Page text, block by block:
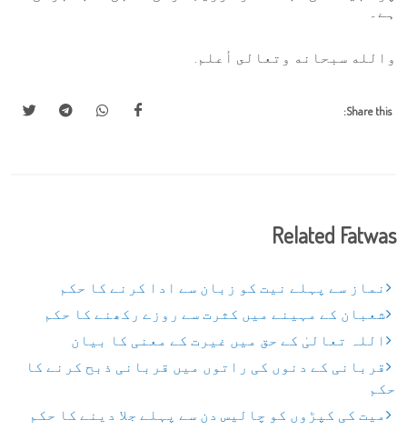
ہے۔
والله سبحانه وتعالى أعلم.
Share this:
Related Fatwas
نماز سے پہلے نیت کو زبان سے ادا کرنے کا حکم
شعبان کے مہینے میں کثرت سے روزے رکھنے کا حکم
اللہ تعالیٰ کے حق میں غیرت کے معنی کا بیان
قربانی کے دنوں کی راتوں میں قربانی ذبح کرنے کا
حکم
میت کی کپڑوں کو چالیس دن سے پہلے جلا دینے کا حکم